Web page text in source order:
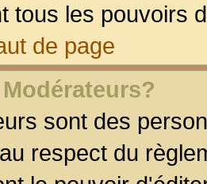
tous les pouvoirs
de page
sont des
respect du